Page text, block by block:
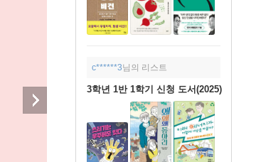
c******3님의 리스트
3학년 1반 1학기 신청 도서(2025)